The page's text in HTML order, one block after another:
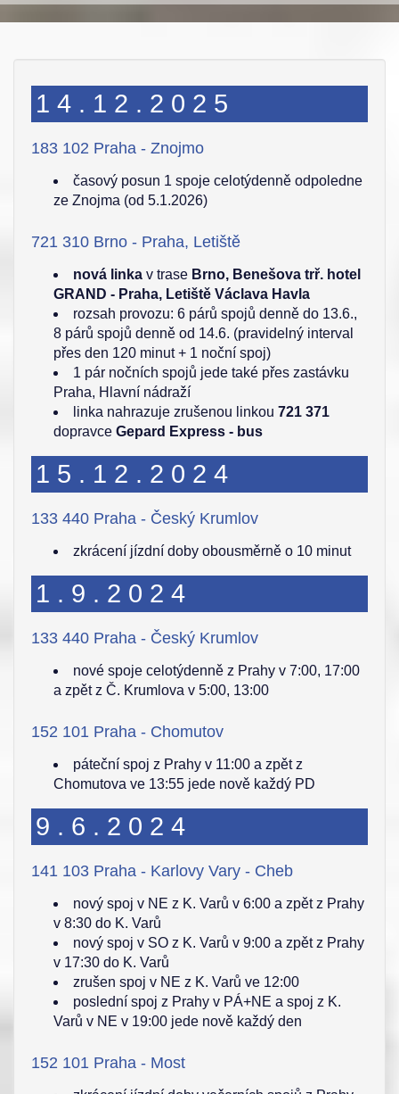
14.12.2025
183 102 Praha - Znojmo
časový posun 1 spoje celotýdenně odpoledne
ze Znojma (od 5.1.2026)
721 310 Brno - Praha, Letiště
nová linka v trase Brno, Benešova trř. hotel
GRAND - Praha, Letiště Václava Havla
rozsah provozu: 6 párů spojů denně do 13.6.,
8 párů spojů denně od 14.6. (pravidelný interval
přes den 120 minut + 1 noční spoj)
1 pár nočních spojů jede také přes zastávku
Praha, Hlavní nádraží
linka nahrazuje zrušenou linkou 721 371
dopravce Gepard Express - bus
15.12.2024
133 440 Praha - Český Krumlov
zkrácení jízdní doby obousměrně o 10 minut
1.9.2024
133 440 Praha - Český Krumlov
nové spoje celotýdenně z Prahy v 7:00, 17:00
a zpět z Č. Krumlova v 5:00, 13:00
152 101 Praha - Chomutov
páteční spoj z Prahy v 11:00 a zpět z
Chomutova ve 13:55 jede nově každý PD
9.6.2024
141 103 Praha - Karlovy Vary - Cheb
nový spoj v NE z K. Varů v 6:00 a zpět z Prahy
v 8:30 do K. Varů
nový spoj v SO z K. Varů v 9:00 a zpět z Prahy
v 17:30 do K. Varů
zrušen spoj v NE z K. Varů ve 12:00
poslední spoj z Prahy v PÁ+NE a spoj z K.
Varů v NE v 19:00 jede nově každý den
152 101 Praha - Most